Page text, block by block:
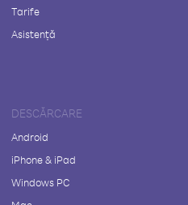
Tarife
Asistență
DESCĂRCARE
Android
iPhone & iPad
Windows PC